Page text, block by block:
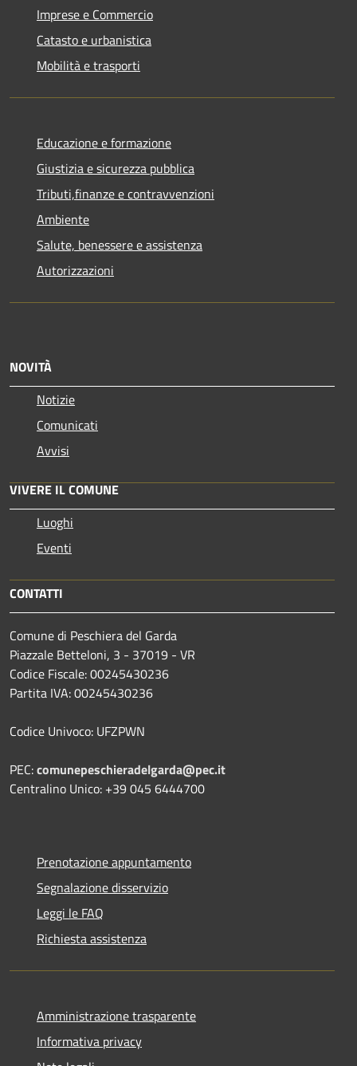
Imprese e Commercio
Catasto e urbanistica
Mobilità e trasporti
Educazione e formazione
Giustizia e sicurezza pubblica
Tributi,finanze e contravvenzioni
Ambiente
Salute, benessere e assistenza
Autorizzazioni
NOVITÀ
Notizie
Comunicati
Avvisi
VIVERE IL COMUNE
Luoghi
Eventi
CONTATTI
Comune di Peschiera del Garda
Piazzale Betteloni, 3 - 37019 - VR
Codice Fiscale: 00245430236
Partita IVA: 00245430236
Codice Univoco: UFZPWN
PEC:comunepeschieradelgarda@pec.it
Centralino Unico: +39 045 6444700
Prenotazione appuntamento
Segnalazione disservizio
Leggi le FAQ
Richiesta assistenza
Amministrazione trasparente
Informativa privacy